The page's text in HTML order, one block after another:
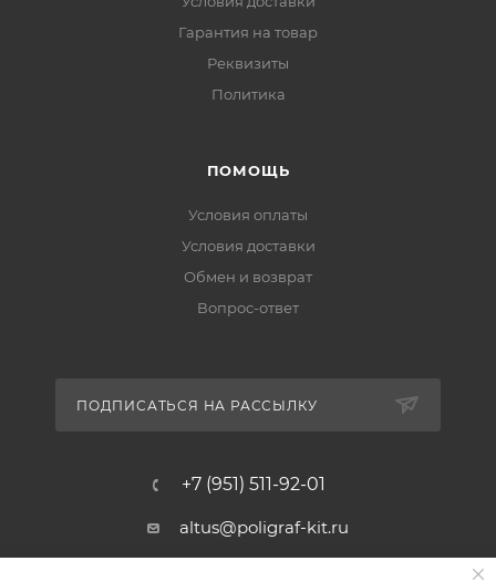
Гарантия на товар
Реквизиты
Политика
ПОМОЩЬ
Условия оплаты
Условия доставки
Обмен и возврат
Вопрос-ответ
ПОДПИСАТЬСЯ НА РАССЫЛКУ
+7 (951) 511-92-01
altus@poligraf-kit.ru